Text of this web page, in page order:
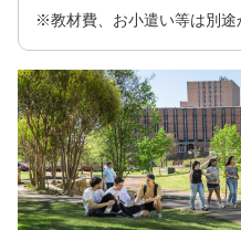
※教材費、お小遣い等は別途